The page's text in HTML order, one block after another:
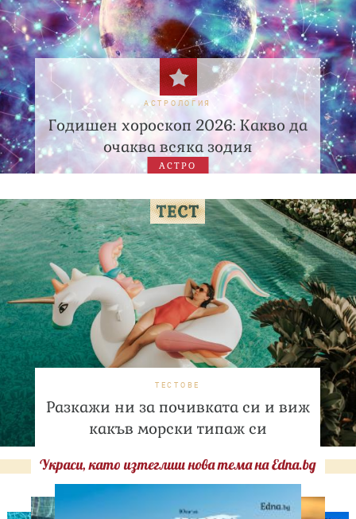
АСТРОЛОГИЯ
Годишен хороскоп 2026: Какво да
очаква всяка зодия
АСТРО
ТЕСТОВЕ
Разкажи ни за почивката си и виж
какъв морски типаж си
Украси, като изтеглиш нова тема на Edna.bg